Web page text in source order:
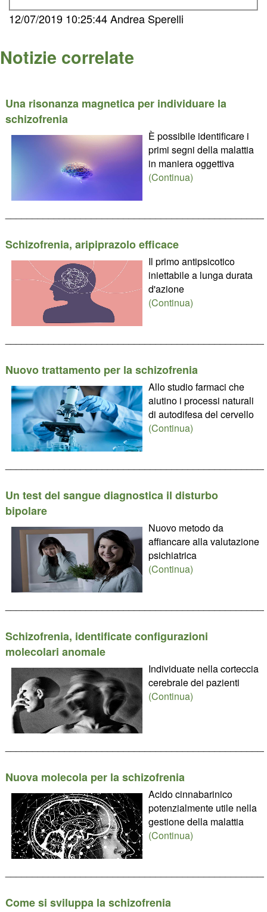
12/07/2019 10:25:44 Andrea Sperelli
Notizie correlate
Una risonanza magnetica per individuare la
schizofrenia
È possibile identificare i
primi segni della malattia
in maniera oggettiva
(Continua)
Schizofrenia, aripiprazolo efficace
Il primo antipsicotico
iniettabile a lunga durata
d'azione
(Continua)
Nuovo trattamento per la schizofrenia
Allo studio farmaci che
aiutino i processi naturali
di autodifesa del cervello
(Continua)
Un test del sangue diagnostica il disturbo
bipolare
Nuovo metodo da
affiancare alla valutazione
psichiatrica
(Continua)
Schizofrenia, identificate configurazioni
molecolari anomale
Individuate nella corteccia
cerebrale dei pazienti
(Continua)
Nuova molecola per la schizofrenia
Acido cinnabarinico
potenzialmente utile nella
gestione della malattia
(Continua)
Come si sviluppa la schizofrenia